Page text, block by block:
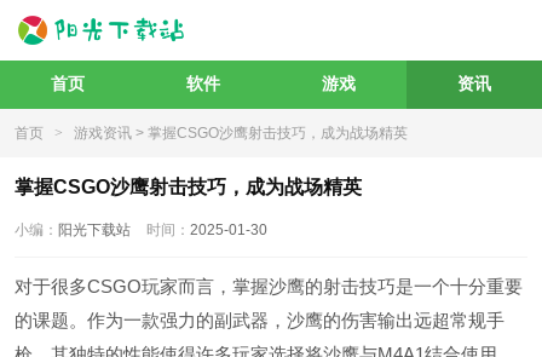
首页 软件 游戏 资讯
首页 > 游戏资讯 > 掌握CSGO沙鹰射击技巧，成为战场精英
掌握CSGO沙鹰射击技巧，成为战场精英
小编： 阳光下载站 时间： 2025-01-30
对于很多CSGO玩家而言，掌握沙鹰的射击技巧是一个十分重要
的课题。作为一款强力的副武器，沙鹰的伤害输出远超常规手